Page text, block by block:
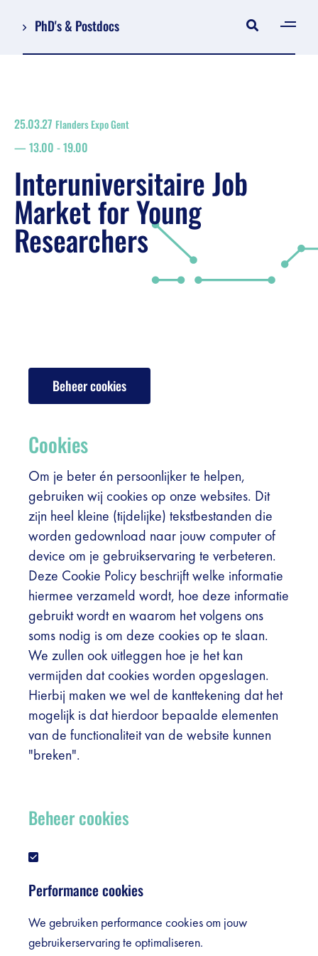
PhD's & Postdocs
Registreer
grondplan
zoeken
Job Market for Young Researchers
Sponsors
Praktische info bezoekers
Contact
Foto's
25.03.27 Flanders Expo Gent
13.00 -19.00
Interuniversitaire Job
Market for Young
Researchers
Beheer cookies
Cookies
Om je beter én persoonlijker te helpen,
gebruiken wij cookies op onze websites. Dit
zijn heel kleine (tijdelijke) tekstbestanden die
worden gedownload naar jouw computer of
device om je gebruikservaring te verbeteren.
Deze Cookie Policy beschrijft welke informatie
hiermee verzameld wordt, hoe deze informatie
gebruikt wordt en waarom het volgens ons
soms nodig is om deze cookies op te slaan.
We zullen ook uitleggen hoe je het kan
vermijden dat cookies worden opgeslagen.
Hierbij maken we wel de kanttekening dat het
mogelijk is dat hierdoor bepaalde elementen
van de functionaliteit van de website kunnen
"breken".
Beheer cookies
Performance cookies
We gebruiken performance cookies om jouw
gebruikerservaring te optimaliseren.